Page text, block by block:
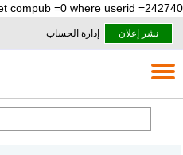
compub =0 where userid =242740
نشر إعلان إدارة الحساب